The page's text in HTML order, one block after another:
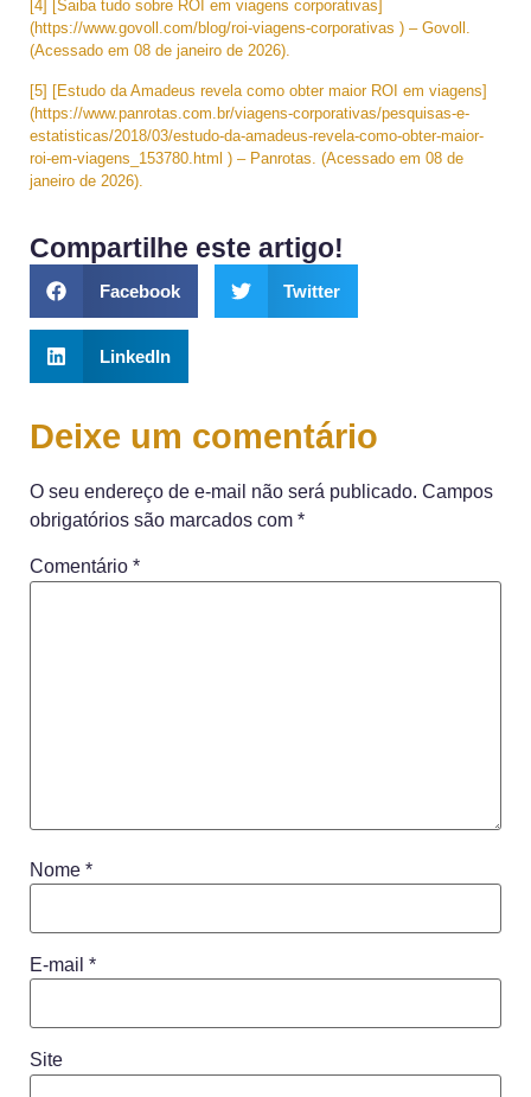
[4] [Saiba tudo sobre ROI em viagens corporativas]
(https://www.govoll.com/blog/roi-viagens-corporativas ) – Govoll.
(Acessado em 08 de janeiro de 2026).
[5] [Estudo da Amadeus revela como obter maior ROI em viagens]
(https://www.panrotas.com.br/viagens-corporativas/pesquisas-e-
estatisticas/2018/03/estudo-da-amadeus-revela-como-obter-maior-
roi-em-viagens_153780.html ) – Panrotas. (Acessado em 08 de
janeiro de 2026).
Compartilhe este artigo!
Facebook Twitter
LinkedIn
Deixe um comentário
O seu endereço de e-mail não será publicado. Campos
obrigatórios são marcados com *
Comentário *
Nome *
E-mail *
Site